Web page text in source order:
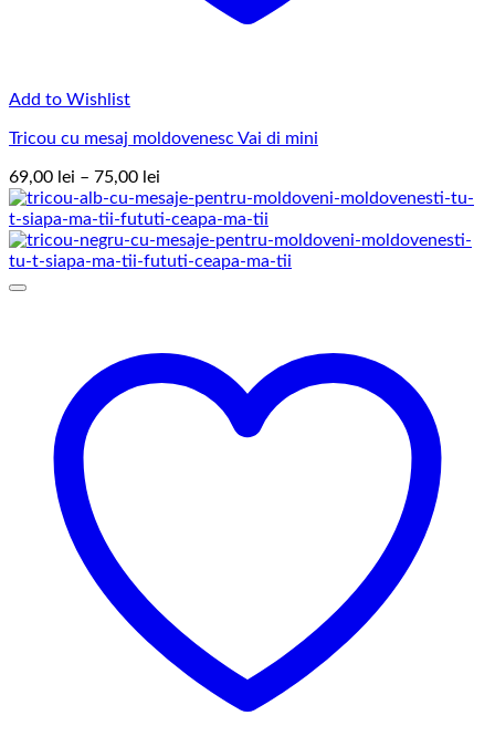
Add to Wishlist
Tricou cu mesaj moldovenesc Vai di mini
69,00 lei – 75,00 lei
de
prețuri:
69,00 lei
până